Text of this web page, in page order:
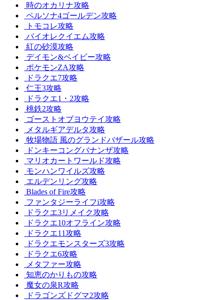
時のオカリナ攻略
ペルソナ4ゴールデン攻略
トモコレ攻略
バイオレクイエム攻略
紅の砂漠攻略
デイモン&ベイビー攻略
ポケモンZA攻略
ドラクエ7攻略
仁王3攻略
ドラクエ1・2攻略
桃鉄2攻略
ゴーストオブヨウテイ攻略
メタルギアデルタ攻略
牧場物語 風のグランドバザール攻略
ドンキーコングバナンザ攻略
マリオカートワールド攻略
モンハンワイルズ攻略
エルデンリング攻略
Blades of Fire攻略
ファンタジーライフi攻略
ドラクエ3リメイク攻略
ドラクエ10オフライン攻略
ドラクエ11攻略
ドラクエモンスターズ3攻略
ドラクエ6攻略
メタファー攻略
知恵のかりもの攻略
魔女の泉R攻略
ドラゴンズドグマ2攻略